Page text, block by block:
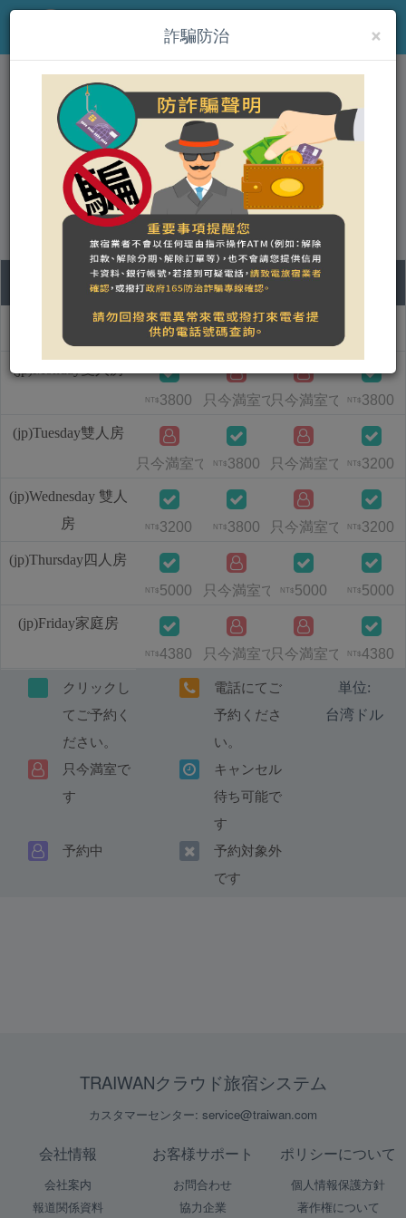
MENU
(jp)Sunday Home
營登名稱：Sunday Home
統一編號：30151686 稅籍編號：370550131
合法民宿 宜蘭縣372號
部屋タイプ名称
(jp)Monday雙人房
(jp)Tuesday雙人房
(jp)Wednesday 雙人
房
(jp)Thursday四人房
(jp)Friday家庭房
07
金
08
土
09
NT$ 3800 只今満室です只今満室です
NT$ 3800
只今満室です
NT$ 3800 只今満室です
NT$ 3200
NT$ 3200 NT$ 3800 只今満室です
NT$ 3200
NT$ 5000 只今満室です
NT$ 5000 NT$ 5000
NT$4380 只今満室です只今満室です
NT$4380
クリックし
てご予約く
ださい。
電話にてご
予約くださ
い。
只今満室で
す
キャンセル
待ち可能で
す
予約中
予約対象外
です
単位:
台湾ドル
×
詐騙防治
TRAIWANクラウド旅宿システム
カスタマーセンター: service@traiwan.com
会社情報
会社案内
報道関係資料
お客様サポート
お問合わせ
協力企業
ポリシーについて
個人情報保護方針
著作権について